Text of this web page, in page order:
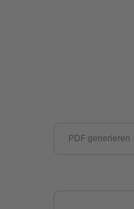
PDF generieren